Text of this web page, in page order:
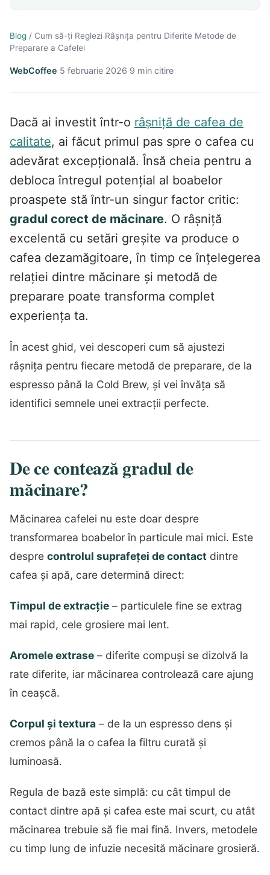
Blog / Cum să-ți Reglezi Râșnița pentru Diferite Metode de
Preparare a Cafelei
WebCoffee·5 februarie 2026·9 min citire
Dacă ai investit într-o râșniță de cafea de
calitate, ai făcut primul pas spre o cafea cu
adevărat excepțională. Însă cheia pentru a
debloca întregul potențial al boabelor
proaspete stă într-un singur factor critic:
gradul corect de măcinare. O râșniță
excelentă cu setări greșite va produce o
cafea dezamăgitoare, în timp ce înțelegerea
relației dintre măcinare și metodă de
preparare poate transforma complet
experiența ta.
În acest ghid, vei descoperi cum să ajustezi
râșnița pentru fiecare metodă de preparare, de la
espresso până la Cold Brew, și vei învăța să
identifici semnele unei extracții perfecte.
De ce contează gradul de
măcinare?
Măcinarea cafelei nu este doar despre
transformarea boabelor în particule mai mici. Este
despre controlul suprafeței de contact dintre
cafea și apă, care determină direct:
Timpul de extracție – particulele fine se extrag
mai rapid, cele grosiere mai lent.
Aromele extrase – diferite compuși se dizolvă la
rate diferite, iar măcinarea controlează care ajung
în ceașcă.
Corpul și textura – de la un espresso dens și
cremos până la o cafea la filtru curată și
luminoasă.
Regula de bază este simplă: cu cât timpul de
contact dintre apă și cafea este mai scurt, cu atât
măcinarea trebuie să fie mai fină. Invers, metodele
cu timp lung de infuzie necesită măcinare grosieră.